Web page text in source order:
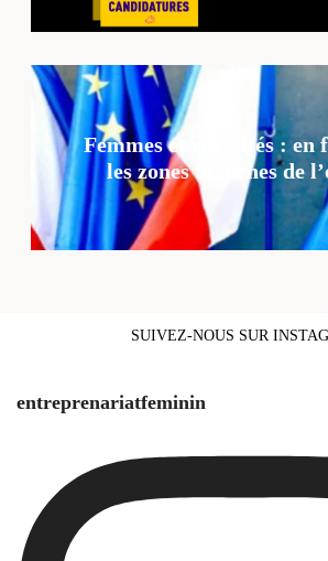
Femmes et ruralités : en
les zones blanches de
SUIVEZ-NOUS SUR
entreprenariatfeminin